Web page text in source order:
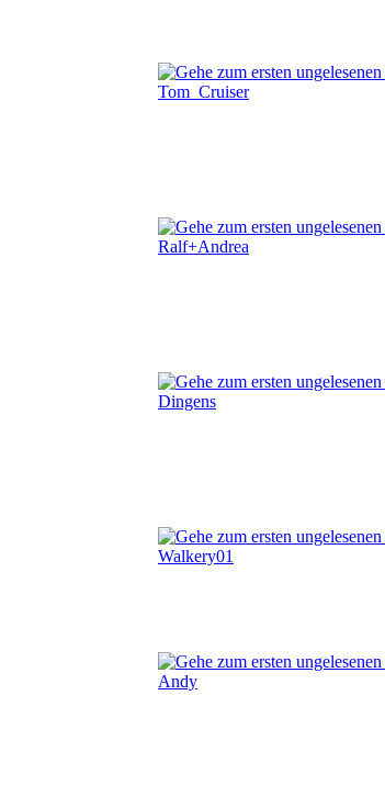
Tom_Cruiser
Ralf+Andrea
Dingens
Walkery01
Andy